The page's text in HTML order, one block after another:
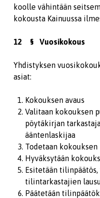
koolle vähintään
kokousta Kainuussa
12 § Vuosikokous
Yhdistyksen
asiat:
Kokouksen avaus
Valitaan kokouksen
pöytäkirjan
ääntenlaskijaa
Todetaan
Hyväksytään
Esitetään
tilintarkastajien
Päätetään